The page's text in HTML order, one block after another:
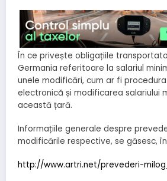
În ce privește obligațiile
Germania referitoare la salariul
unele modificări, cum ar fi
electronică și modificarea salariului
această țară.
Informațiile generale despre
modificările respective, se găsesc,
http://www.artri.net/prevederi-